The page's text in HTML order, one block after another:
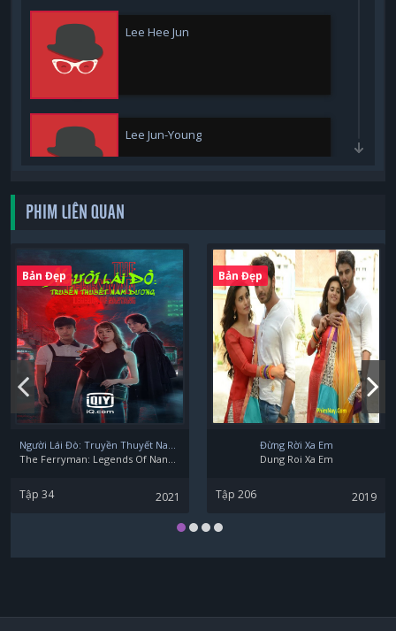
Lee Hee Jun
Lee Jun-Young
An Ji Hye
Park Ji Hun
PHIM LIÊN QUAN
Bản Đẹp
Tập 34 2021
Bản Đẹp
Đừng Rời Xa Em
Dung Roi Xa Em
Tập 206 2019